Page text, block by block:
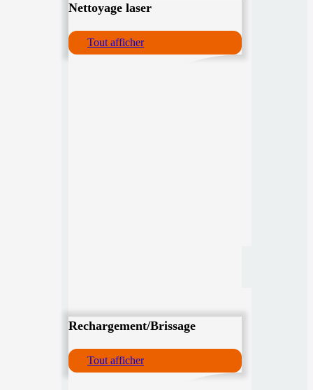
Nettoyage laser
Tout afficher
Rechargement/Brissage
Tout afficher